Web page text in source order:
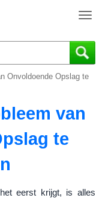
T
g
g
i
Onvoldoende Opslag te
van
te
eerst krijgt, is alles